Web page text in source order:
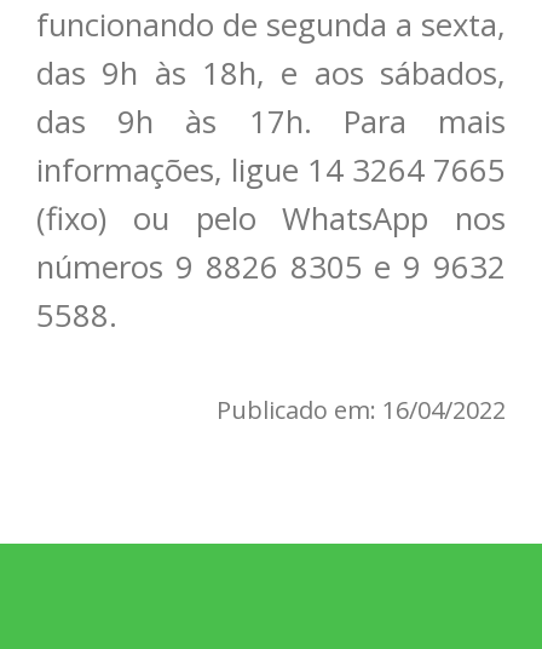
funcionando de segunda a sexta,
das 9h às 18h, e aos sábados,
das 9h às 17h. Para mais
informações, ligue 14 3264 7665
(fixo) ou pelo WhatsApp nos
números 9 8826 8305 e 9 9632
5588.
Publicado em: 16/04/2022